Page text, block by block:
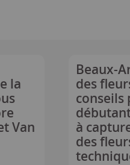
la
Van
Beaux-
des
conseils
à
des